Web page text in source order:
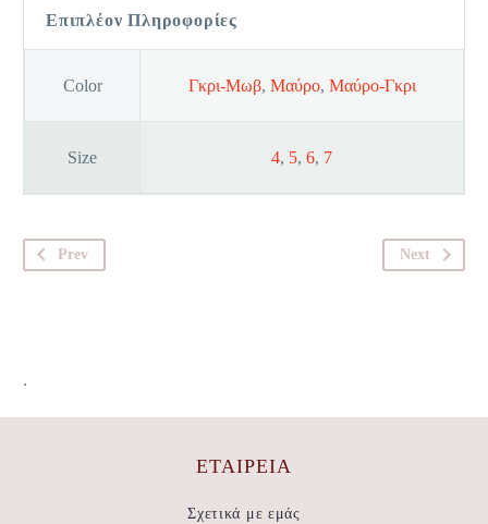
Επιπλέον Πληροφορίες
Color Γκρι-Μωβ, Μαύρο, Μαύρο-Γκρι
Size 4, 5, 6, 7
Prev Next
.
ΕΤΑΙΡΕΊΑ
Σχετικά με εμάς